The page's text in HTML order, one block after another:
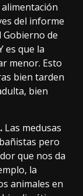
alimentación
del informe
Gobierno de
es que la
menor. Esto
bien tarden
bien
Las medusas
pero
que nos da
la
animales en